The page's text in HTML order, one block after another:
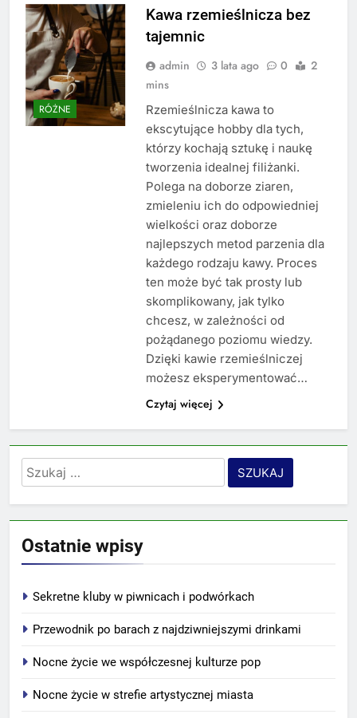
RÓŻNE
Kawa rzemieślnicza bez
tajemnic
admin 3 lata ago 0
2
mins
Rzemieślnicza kawa to
ekscytujące hobby dla tych,
którzy kochają sztukę i naukę
tworzenia idealnej filiżanki.
Polega na doborze ziaren,
zmieleniu ich do odpowiedniej
wielkości oraz doborze
najlepszych metod parzenia dla
każdego rodzaju kawy. Proces
ten może być tak prosty lub
skomplikowany, jak tylko
chcesz, w zależności od
pożądanego poziomu wiedzy.
Dzięki kawie rzemieślniczej
możesz eksperymentować…
Czytaj więcej
Szukaj:
Ostatnie wpisy
Sekretne kluby w piwnicach i podwórkach
Przewodnik po barach z najdziwniejszymi drinkami
Nocne życie we współczesnej kulturze pop
Nocne życie w strefie artystycznej miasta